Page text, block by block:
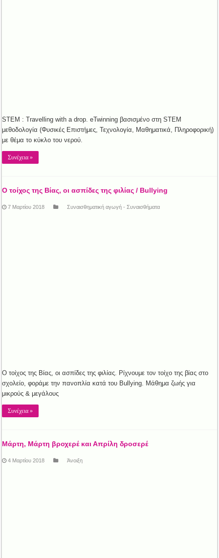
STEM : Travelling with a drop. eTwinning βασισμένο στη STEM
μεθοδολογία (Φυσικές Επιστήμες, Τεχνολογία, Μαθηματικά, Πληροφορική)
με θέμα το κύκλο του νερού.
Συνέχεια »
Ο τοίχος της Βίας, οι ασπίδες της φιλίας / Bullying
7 Μαρτίου 2018 Συναισθηματική αγωγή - Συναισθήματα
Ο τοίχος της Βίας, οι ασπίδες της φιλίας. Ρίχνουμε τον τοίχο της βίας στο
σχολείο, φοράμε την πανοπλία κατά του Bullying. Μάθημα ζωής για
μικρούς & μεγάλους
Συνέχεια »
Μάρτη, Μάρτη βροχερέ και Απρίλη δροσερέ
4 Μαρτίου 2018 Άνοιξη